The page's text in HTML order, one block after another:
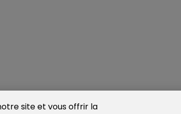
site et vous offrir la